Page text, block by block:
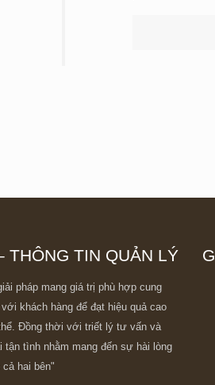
THÔNG TIN QUẢN LÝ
pháp mang giá trị phù hợp cung
khách hàng để đạt hiệu quả cao
Đồng thời với triết lý tư vấn và
tận tình nhằm mang đến sự hài lòng
cả hai bên"